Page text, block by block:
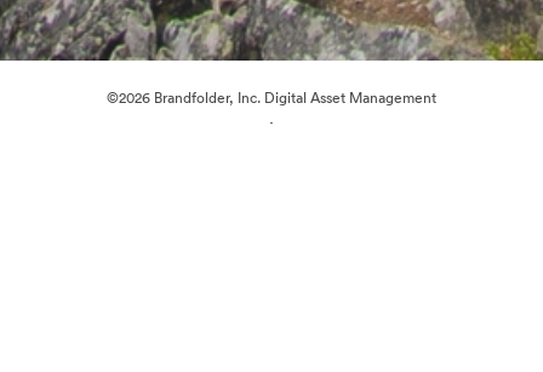
©2026 Brandfolder, Inc. Digital Asset Management
·